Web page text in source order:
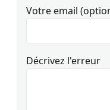
Votre email
Décrivez l'erreur